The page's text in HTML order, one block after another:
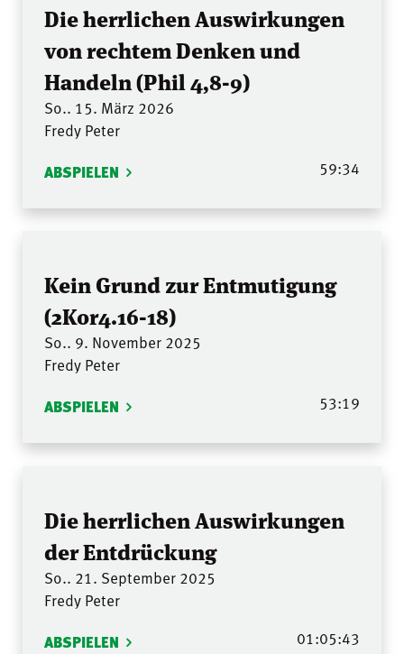
Die herrlichen Auswirkungen
von rechtem Denken und
Handeln (Phil 4,8-9)
So.. 15. März 2026
Fredy Peter
ABSPIELEN 59:34
Kein Grund zur Entmutigung
(2Kor4.16-18)
So.. 9. November 2025
Fredy Peter
ABSPIELEN 53:19
Die herrlichen Auswirkungen
der Entdrückung
So.. 21. September 2025
Fredy Peter
ABSPIELEN 01:05:43